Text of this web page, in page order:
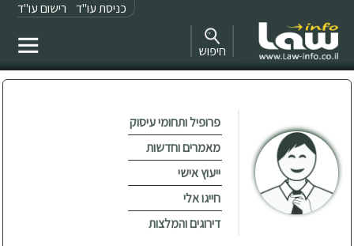
כניסת עו"ד רישום עו"ד
חיפוש
פרופיל ותחומי עיסוק
מאמרים וחדשות
ייעוץ אישי
חייגו אלי
דירוגים והמלצות